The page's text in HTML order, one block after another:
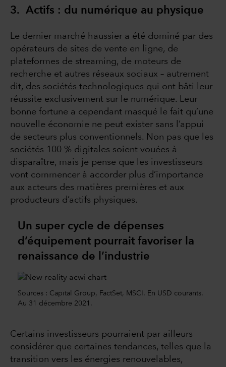
3. Actifs : du numérique au physique
Le dernier marché haussier a été dominé par des
opérateurs de sites de vente en ligne, de
plateformes de streaming, de moteurs de
recherche et autres réseaux sociaux – autrement
dit, des sociétés technologiques qui ont bâti leur
réussite exclusivement sur le numérique. Leur
bonne fortune a cependant masqué le fait qu’une
nouvelle économie ne peut exister sans l’appui
de secteurs plus conventionnels. Non pas que les
sociétés 100 % digitales soient vouées à
disparaître, mais je pense que les investisseurs
vont commencer à accorder plus d’importance
aux acteurs des matières premières et aux
producteurs d’actifs physiques.
Un super cycle de dépenses
d’équipement pourrait favoriser la
renaissance de l’industrie
Sources : Capital Group, FactSet, MSCI. En USD courants.
Au 31 décembre 2021.
Certains investisseurs pourraient par ailleurs
considérer que certaines tendances, telles que la
transition vers les énergies renouvelables,